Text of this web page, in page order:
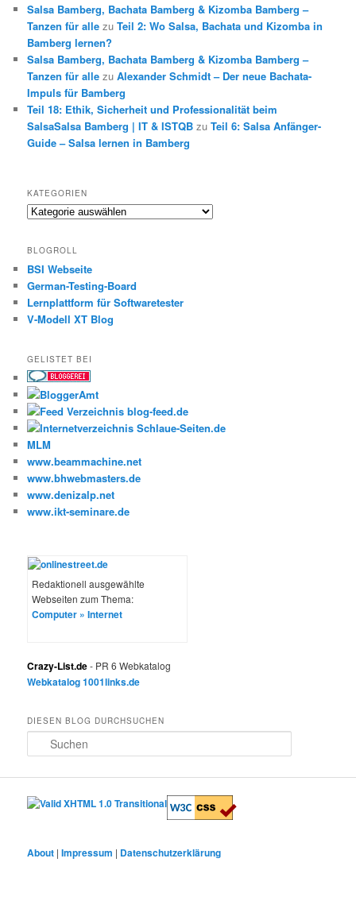
Salsa Bamberg, Bachata Bamberg & Kizomba Bamberg –
Tanzen für alle zuTeil 2: Wo Salsa, Bachata und Kizomba in
Bamberg lernen?
Salsa Bamberg, Bachata Bamberg & Kizomba Bamberg –
Tanzen für alle zuAlexander Schmidt – Der neue Bachata-
Impuls für Bamberg
Teil 18: Ethik, Sicherheit und Professionalität beim
SalsaSalsa Bamberg | IT & ISTQB zuTeil 6: Salsa Anfänger-
Guide – Salsa lernen in Bamberg
KATEGORIEN
Kategorien
BLOGROLL
BSI Webseite
German-Testing-Board
Lernplattform für Softwaretester
V-Modell XT Blog
GELISTET BEI
MLM
www.beammachine.net
www.bhwebmasters.de
www.denizalp.net
www.ikt-seminare.de
Redaktionell ausgewählte
Webseiten zum Thema:
Computer » Internet
Crazy-List.de- PR 6 Webkatalog
Webkatalog 1001links.de
DIESEN BLOG DURCHSUCHEN
u
e
About |Impressum | Datenschutzerklärung